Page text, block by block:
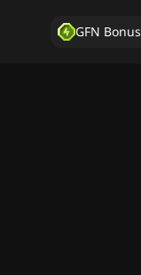
GFN Bonus